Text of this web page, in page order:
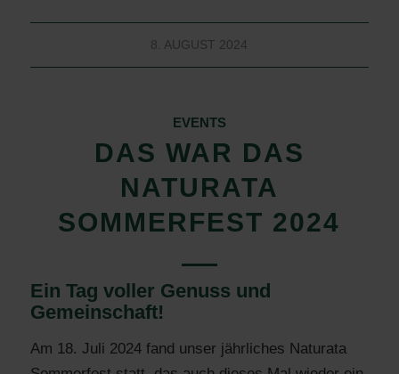
8. AUGUST 2024
EVENTS
DAS WAR DAS
NATURATA
SOMMERFEST 2024
Ein Tag voller Genuss und
Gemeinschaft!
Am 18. Juli 2024 fand unser jährliches Naturata